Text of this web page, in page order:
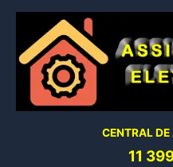
conteúdo
CENTRAL
11